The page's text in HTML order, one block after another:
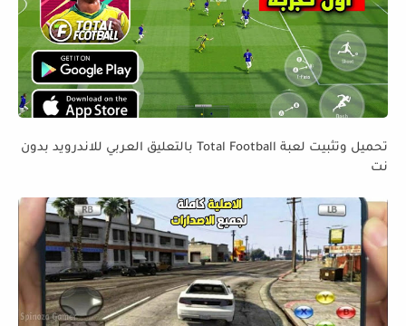
تحميل وتثبيت لعبة Total Football بالتعليق العربي للاندرويد بدون
نت